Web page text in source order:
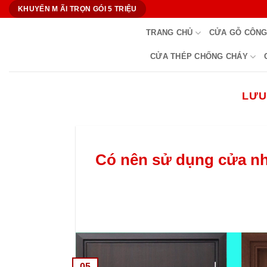
Bỏ
KHUYẾN M ÃI TRỌN GÓI 5 TRIỆU
TRANG CHỦ CỬA GỖ
CỬA THÉP CHỐNG CHÁY
Có nên sử dụng cửa